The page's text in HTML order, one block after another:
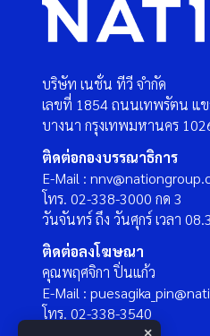
บริษัท เนชั่น ทีวี จำกัด
เลขที่ 1854 ถนนเทพรัตน แข
บางนา กรุงเทพมหานคร
ติดต่อกองบรรณาธิการ
E-Mail :
โทร. 02-338-3000 กด 3
วันจันทร์ ถึง วันศุกร์ เวลา
ติดต่อลงโฆษณา
คุณพฤศจิกา ปิ่นแก้ว
E-Mail :
โทร. 02-338-3540
×